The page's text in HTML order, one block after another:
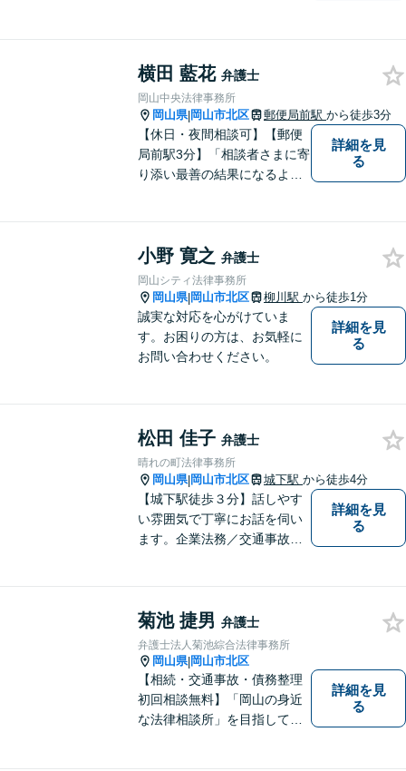
い！
横田 藍花 弁護士
岡山中央法律事務所
岡山県|岡山市北区 郵便局前駅 から徒歩3分
【休日・夜間相談可】【郵便
局前駅3分】「相談者さまに寄
り添い最善の結果になるよう
よる不当な取り調べや身体拘
束から、依頼者さまの利益を
守ります【完全個室相談】
詳細を見
る
小野 寛之 弁護士
岡山シティ法律事務所
岡山県|岡山市北区 柳川駅 から徒歩1分
誠実な対応を心がけていま
す。お困りの方は、お気軽に
お問い合わせください。
詳細を見
る
松田 佳子 弁護士
晴れの町法律事務所
岡山県|岡山市北区 城下駅 から徒歩4分
【城下駅徒歩３分】話しやす
い雰囲気で丁寧にお話を伺い
ます。企業法務／交通事故／
詳細を見
る
菊池 捷男 弁護士
弁護士法人菊池綜合法律事務所
岡山県|岡山市北区
【相続・交通事故・債務整理
初回相談無料】「岡山の身近
な法律相談所」を目指してい
詳細を見
る